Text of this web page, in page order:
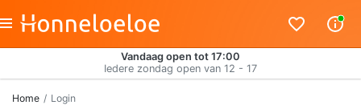
Vandaag open tot 17:00
Iedere zondag open van 12 - 17
Home Login